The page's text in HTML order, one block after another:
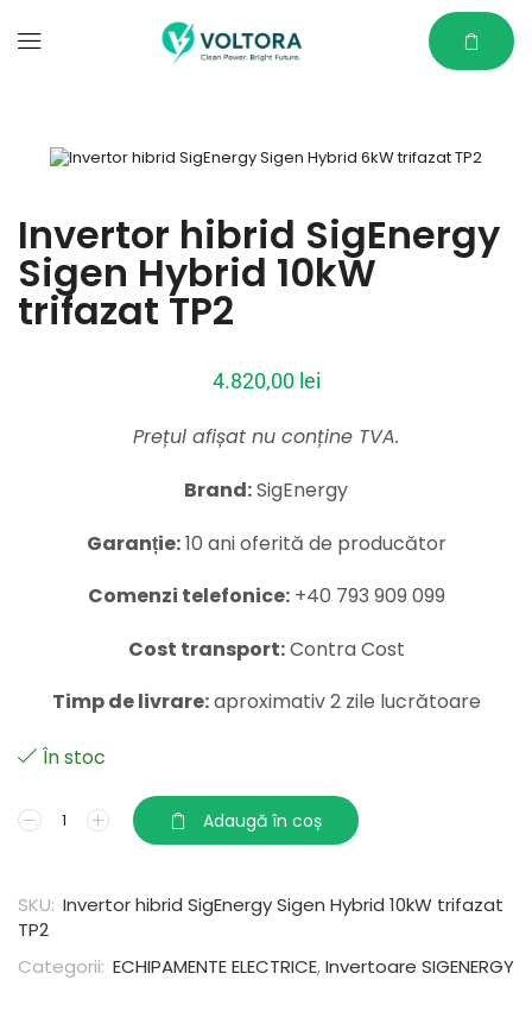
Invertor hibrid SigEnergy
Sigen Hybrid 10kW
trifazat TP2
4.820,00 lei
Prețul afișat nu conține TVA.
Brand:SigEnergy
Garanție:10 ani oferită de producător
Comenzi telefonice:+40 793 909 099
Cost transport:Contra Cost
Timp de livrare:aproximativ 2 zile lucrătoare
În stoc
Adaugă în coș
SKU: Invertor hibrid SigEnergy Sigen Hybrid 10kW trifazat
TP2
Categorii: ECHIPAMENTE ELECTRICE,Invertoare SIGENERGY